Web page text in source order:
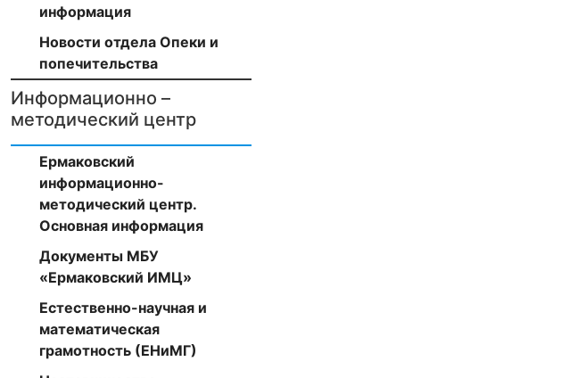
информация
Новости отдела Опеки и
попечительства
Информационно –
методический центр
Ермаковский
информационно-
методический центр.
Основная информация
Документы МБУ
«Ермаковский ИМЦ»
Естественно-научная и
математическая
грамотность (ЕНиМГ)